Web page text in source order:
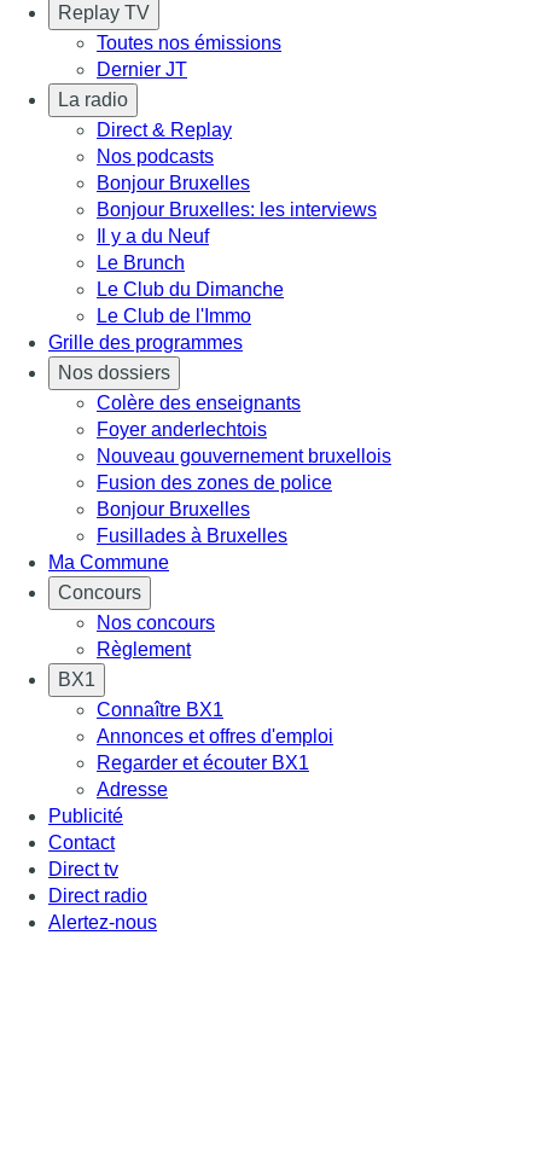
Replay TV
Toutes nos émissions
Dernier JT
La radio
Direct & Replay
Nos podcasts
Bonjour Bruxelles
Bonjour Bruxelles: les interviews
Il y a du Neuf
Le Brunch
Le Club du Dimanche
Le Club de l'Immo
Grille des programmes
Nos dossiers
Colère des enseignants
Foyer anderlechtois
Nouveau gouvernement bruxellois
Fusion des zones de police
Bonjour Bruxelles
Fusillades à Bruxelles
Ma Commune
Concours
Nos concours
Règlement
BX1
Connaître BX1
Annonces et offres d'emploi
Regarder et écouter BX1
Adresse
Publicité
Contact
Direct tv
Direct radio
Alertez-nous